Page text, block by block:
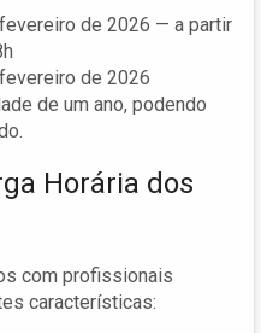
de 2026 — a partir
de 2026
de um ano, podendo
Horária dos
com profissionais
características: